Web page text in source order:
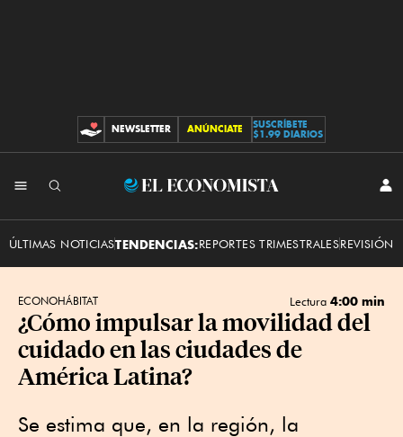
CONTRIBUCIONES
NEWSLETTER ANÚNCIATE
SUSCRÍBETE
$1.99 DIARIOS
El
ÚLTIMAS NOTICIASTENDENCIAS:REPORTES TRIMESTRALESREVISIÓN
ECONOHÁBITAT Lectura 4:00 min
¿Cómo impulsar la movilidad del
cuidado en las ciudades de
América Latina?
Se estima que, en la región, la